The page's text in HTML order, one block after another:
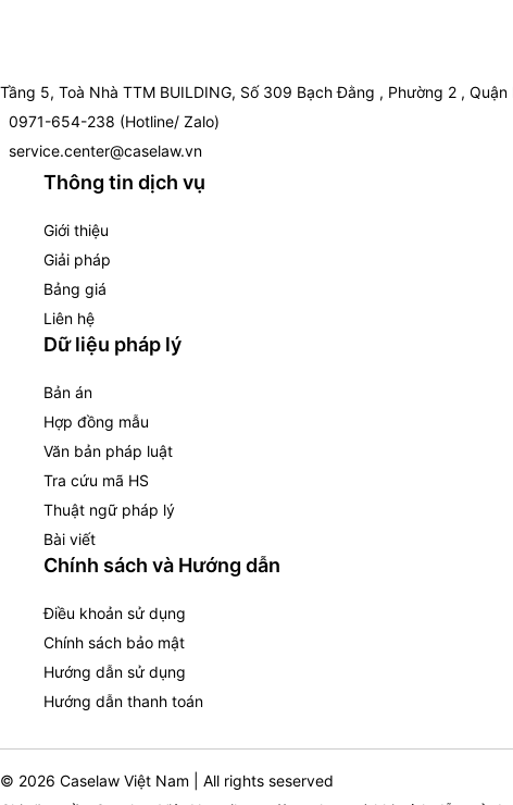
Tầng 5, Toà Nhà TTM BUILDING, Số 309 Bạch Đằng , Phường 2 ,
0971-654-238 (Hotline/ Zalo)
service.center@caselaw.vn
Thông tin dịch vụ
Giới thiệu
Giải pháp
Bảng giá
Liên hệ
Dữ liệu pháp lý
Bản án
Hợp đồng mẫu
Văn bản pháp luật
Tra cứu mã HS
Thuật ngữ pháp lý
Bài viết
Chính sách và Hướng dẫn
Điều khoản sử dụng
Chính sách bảo mật
Hướng dẫn sử dụng
Hướng dẫn thanh toán
© 2026 Caselaw Việt Nam | All rights seserved